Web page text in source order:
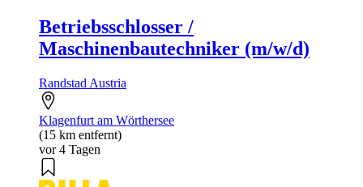
Betriebsschlosser /
Maschinenbautechniker (m/w/d)
Randstad Austria
Klagenfurt am Wörthersee
(15 km entfernt)
vor 4 Tagen